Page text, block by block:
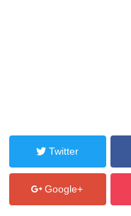
Twitter
Google+